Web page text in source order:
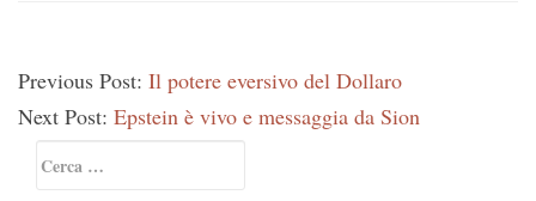
Previous Post: Il potere eversivo del Dollaro
Next Post: Epstein è vivo e messaggia da Sion
Sidebar
per: